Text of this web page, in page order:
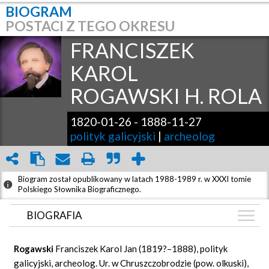
BIOGRAM
POSTACI Z TEGO OKRESU
FRANCISZEK
KAROL
ROGAWSKI H. ROLA
1820-01-26 - 1888-11-27
polityk galicyjski | archeolog
Biogram został opublikowany w latach 1988-1989 r. w XXXI tomie
Polskiego Słownika Biograficznego.
BIOGRAFIA
GRAF POWIĄZAŃ
Rogawski Franciszek Karol Jan (1819?–1888), polityk
galicyjski, archeolog. Ur. w Chruszczobrodzie (pow. olkuski),